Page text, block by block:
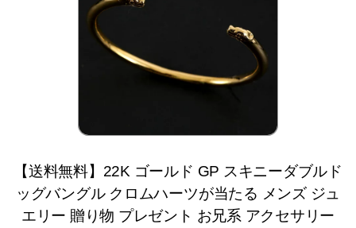
【送料無料】22K ゴールド GP スキニーダブルド
ッグバングル クロムハーツが当たる メンズ ジュ
エリー 贈り物 プレゼント お兄系 アクセサリー